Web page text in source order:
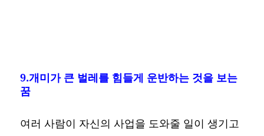
9.개미가 큰 벌레를 힘들게 운반하는 것을 보는
꿈
여러 사람이 자신의 사업을 도와줄 일이 생기고